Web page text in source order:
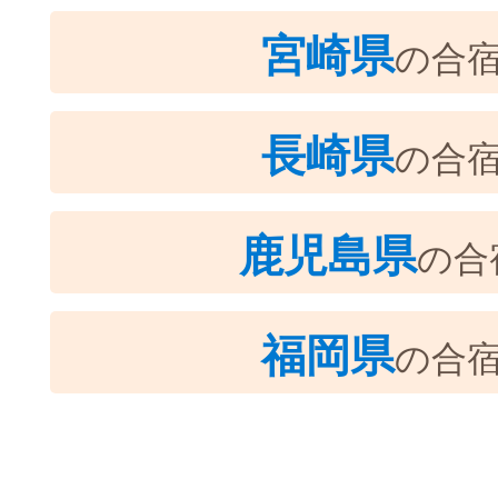
宮崎県の合
長崎県の合
鹿児島県の合
福岡県の合